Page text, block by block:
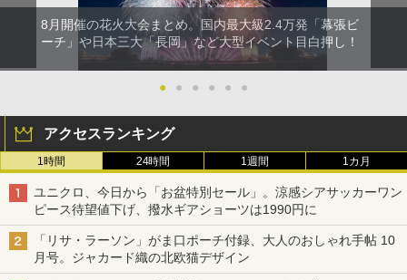
8月開催の花火大会まとめ。国内最大級2.4万発「幕張ビ
ーチ」や日本三大「長岡」など大型イベント目白押し！
● ● ● ● ● ●
アクセスランキング
1時間 24時間 1週間 1カ月
ユニクロ、今日から「お盆特別セール」。涼感シアサッカーワン
ピース待望値下げ、撥水ギアショーツは1990円に
「リサ・ラーソン」がま口ポーチ付録、大人のおしゃれ手帖 10
月号。ジャカード織の北欧猫デザイン